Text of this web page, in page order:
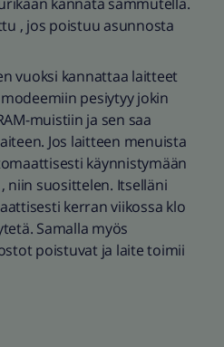
, jos poistuu asunnosta
vuoksi kannattaa laitteet
pesiytyy jokin
muistiin ja sen saa
Jos laitteen menuista
käynnistymään
niin suosittelen. Itselläni
kerran viikossa klo
Samalla myös
poistuvat ja laite toimii